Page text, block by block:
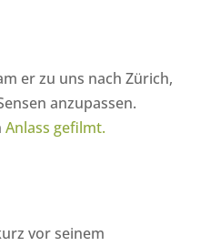
er zu uns nach Zürich,
anzupassen.
Anlass gefilmt.
vor seinem